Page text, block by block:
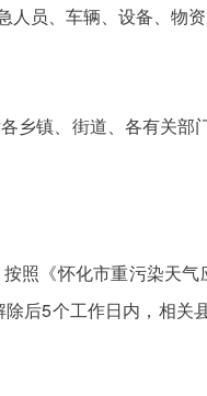
员、车辆、设备、物资
乡镇、街道、各有关
照《怀化市重污染天
后5个工作日内，相关